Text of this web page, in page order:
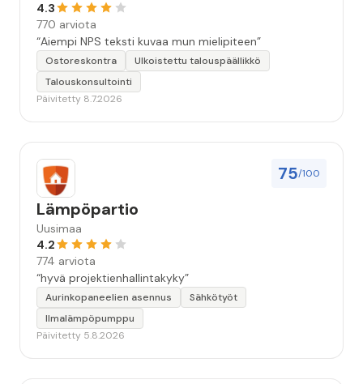
4.3
770 arviota
“Aiempi NPS teksti kuvaa mun mielipiteen”
Ostoreskontra
Ulkoistettu talouspäällikkö
Talouskonsultointi
Päivitetty 8.7.2026
75/100
Lämpöpartio
Uusimaa
4.2
774 arviota
“hyvä projektienhallintakyky”
Aurinkopaneelien asennus
Sähkötyöt
Ilmalämpöpumppu
Päivitetty 5.8.2026